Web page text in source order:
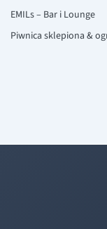
EMILs – Bar i Lounge
Piwnica sklepiona &